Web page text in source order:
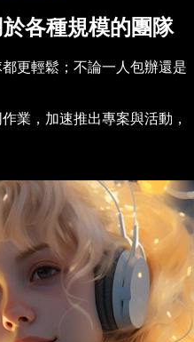
各種規模的團隊
都更輕鬆；不論一人包辦還是
業，加速推出專案與活動，